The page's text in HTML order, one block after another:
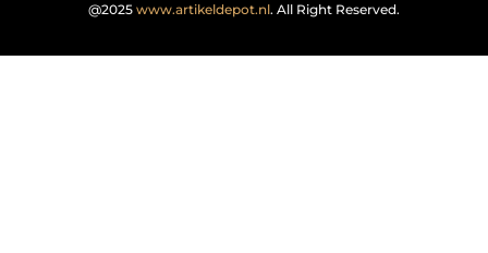
@2025 www.artikeldepot.nl. All Right Reserved.